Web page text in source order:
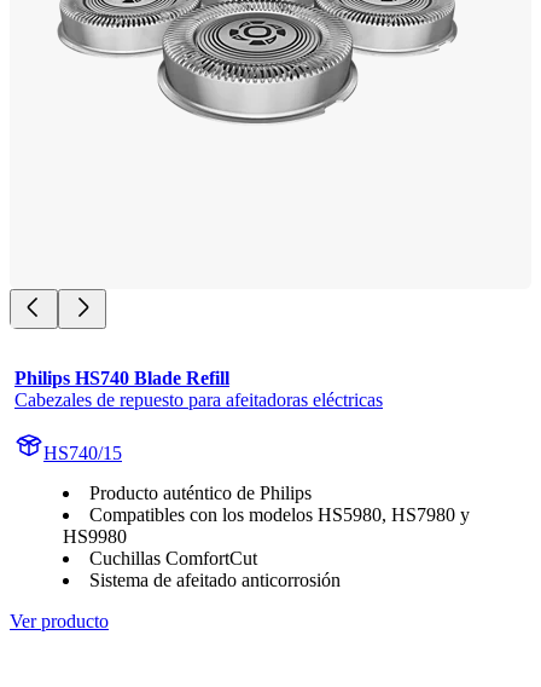
Philips HS740 Blade Refill
Cabezales de repuesto para afeitadoras eléctricas
HS740/15
Producto auténtico de Philips
Compatibles con los modelos HS5980, HS7980 y
HS9980
Cuchillas ComfortCut
Sistema de afeitado anticorrosión
Ver producto